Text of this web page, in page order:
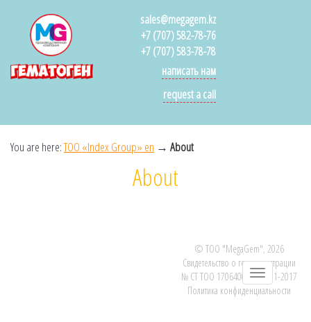
sales@megagem.kz
+7 (707) 582-78-76
+7 (707) 583-78-78
написать нам
request a call
You are here:ТОО «Index Group» en → About
About
© ТОО "MegaGem", 2026
Cвидетельство о гос. регистрации
№ СТ ТОО 170640017940-01-2017
Политика конфиденциальности